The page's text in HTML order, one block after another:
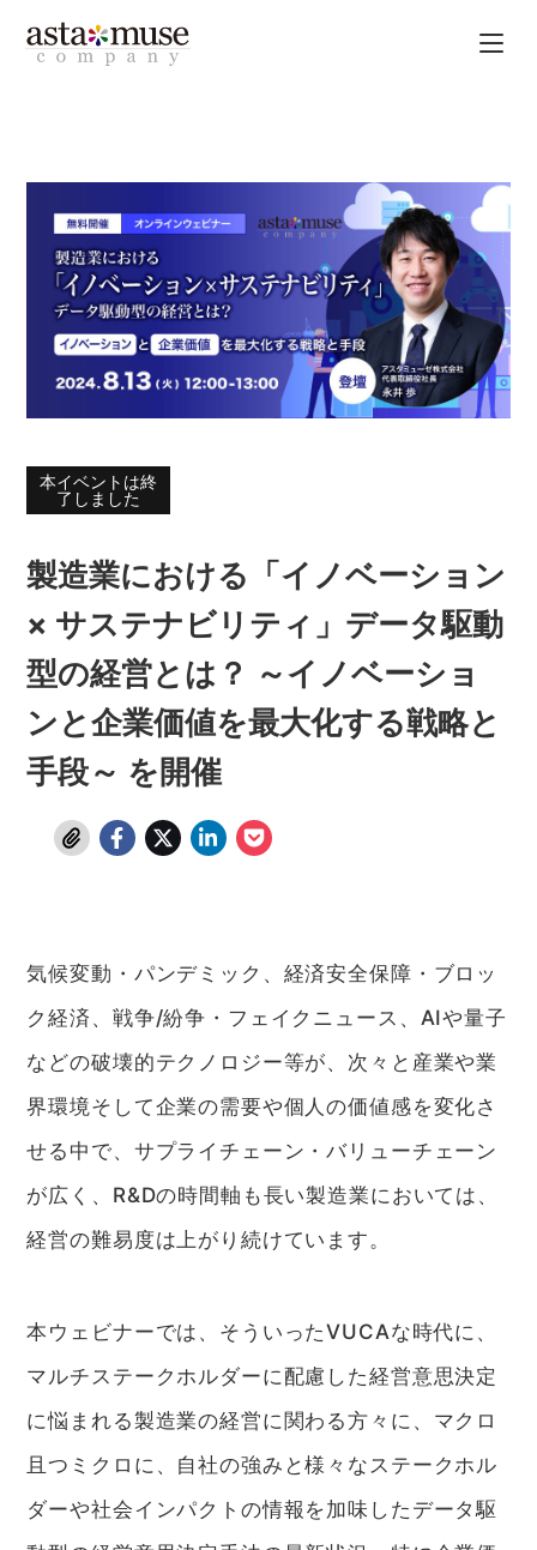
本イベントは終
了しました
製造業における「イノベーション
× サステナビリティ」データ駆動
型の経営とは？ ～イノベーショ
ンと企業価値を最大化する戦略と
手段～ を開催
気候変動・パンデミック、経済安全保障・ブロッ
ク経済、戦争/紛争・フェイクニュース、AIや量子
などの破壊的テクノロジー等が、次々と産業や業
界環境そして企業の需要や個人の価値感を変化さ
せる中で、サプライチェーン・バリューチェーン
が広く、R&Dの時間軸も長い製造業においては、
経営の難易度は上がり続けています。
本ウェビナーでは、そういったVUCAな時代に、
マルチステークホルダーに配慮した経営意思決定
に悩まれる製造業の経営に関わる方々に、マクロ
且つミクロに、自社の強みと様々なステークホル
ダーや社会インパクトの情報を加味したデータ駆